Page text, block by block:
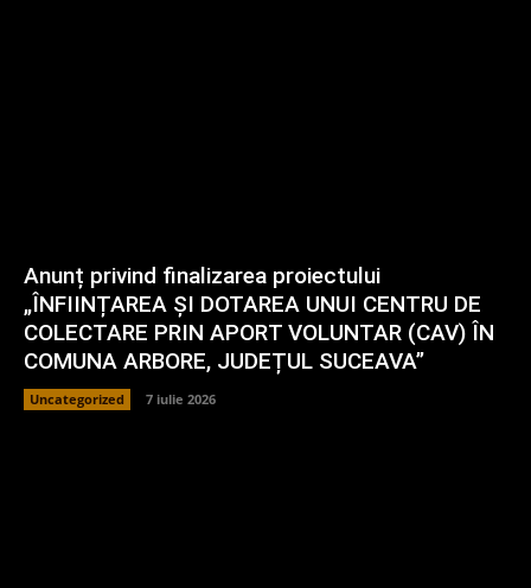
Anunț privind finalizarea proiectului
„ÎNFIINȚAREA ȘI DOTAREA UNUI CENTRU DE
COLECTARE PRIN APORT VOLUNTAR (CAV) ÎN
COMUNA ARBORE, JUDEȚUL SUCEAVA”
Uncategorized 7 iulie 2026